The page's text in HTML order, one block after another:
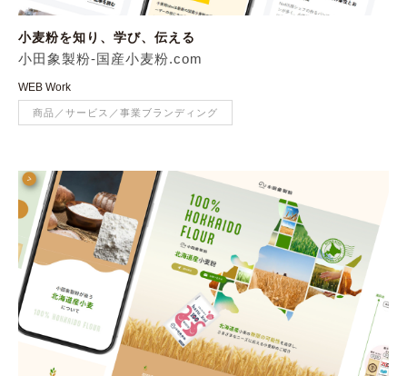
小麦粉を知り、学び、伝える
小田象製粉-国産小麦粉.com
WEB Work
商品／サービス／事業ブランディング